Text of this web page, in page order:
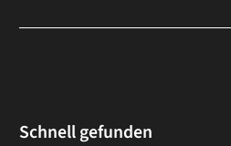
Schnell gefunden